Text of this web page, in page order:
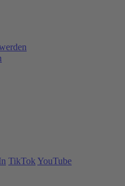
TikTok YouTube